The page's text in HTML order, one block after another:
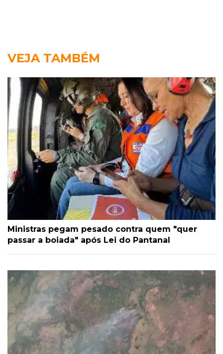
VEJA TAMBÉM
Ministras pegam pesado contra quem "quer
passar a boiada" após Lei do Pantanal